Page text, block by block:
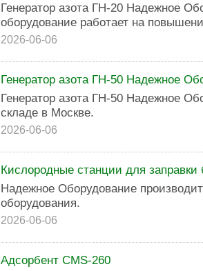
Генератор азота ГН-20 Надежное
оборудование работает на
2026-06-06
Генератор азота ГН-50 Надежное
Генератор азота ГН-50 Надежное
cкладe в Мoсквe.
2026-06-06
Кислородные станции для заправки
Надежное Оборудование
оборудования.
2026-06-06
Адсорбент CMS-260